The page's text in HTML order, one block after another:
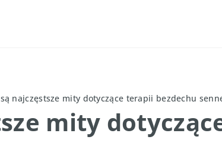
są najczęstsze mity dotyczące terapii bezdechu
mity